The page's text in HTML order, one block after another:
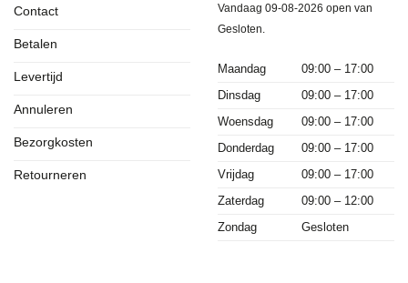
Contact
Betalen
Levertijd
Annuleren
Bezorgkosten
Retourneren
Vandaag 09-08-2026 open van
Gesloten.
Maandag
09:00 – 17:00
Dinsdag
09:00 – 17:00
Woensdag
09:00 – 17:00
Donderdag
09:00 – 17:00
Vrijdag
09:00 – 17:00
Zaterdag
09:00 – 12:00
Zondag
Gesloten